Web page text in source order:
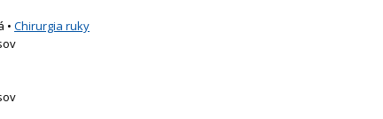
• Chirurgia ruky